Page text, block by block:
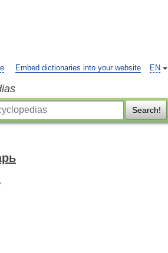
EN
Embed dictionaries into your website
Search!